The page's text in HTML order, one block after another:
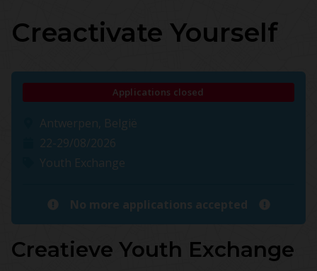
Creactivate Yourself
Applications closed
Antwerpen, België
22-29/08/2026
Youth Exchange
No more applications accepted
Creatieve Youth Exchange